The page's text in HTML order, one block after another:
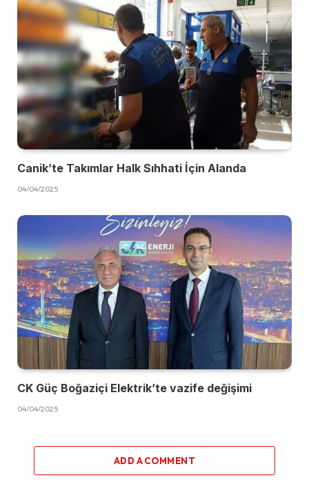
Canik’te Takımlar Halk Sıhhati İçin Alanda
04/04/2025
CK Güç Boğaziçi Elektrik’te vazife değişimi
04/04/2025
ADD A COMMENT